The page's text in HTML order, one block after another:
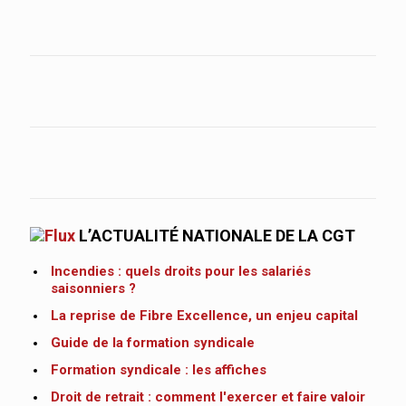
L’ACTUALITÉ NATIONALE DE LA CGT
Incendies : quels droits pour les salariés
saisonniers ?
La reprise de Fibre Excellence, un enjeu capital
Guide de la formation syndicale
Formation syndicale : les affiches
Droit de retrait : comment l'exercer et faire valoir